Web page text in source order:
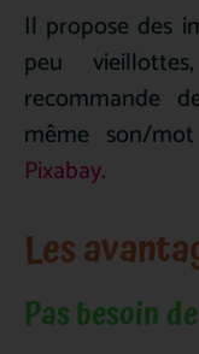
Il propose des
peu
recommande
même son/
Pixabay.
Les
Pas besoin